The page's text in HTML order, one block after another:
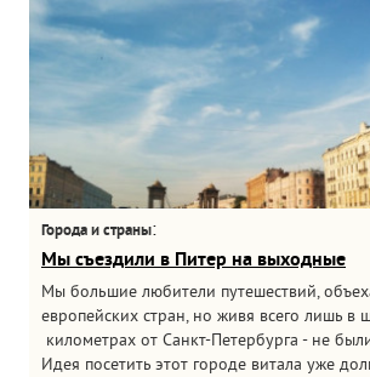
Города и страны:
Мы съездили в Питер на выходные
Мы большие любители путешествий,
европейских стран, но живя всего лишь в
километрах от Санкт-Петербурга - не
Идея посетить этот городе витала уже